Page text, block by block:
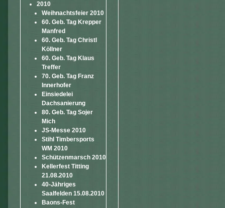
2010
Weihnachtsfeier 2010
60. Geb. Tag Krepper
Manfred
60. Geb. Tag Christl
Köllner
60. Geb. Tag Klaus
Treffer
70. Geb. Tag Franz
Innerhofer
Einsiedelei
Dachsanierung
80. Geb. Tag Sojer
Mich
JS-Messe 2010
Stihl Timbersports
WM 2010
Schützenmarsch 2010
Kellerfest Titting
21.08.2010
40-Jähriges
Saalfelden 15.08.2010
Baons-Fest